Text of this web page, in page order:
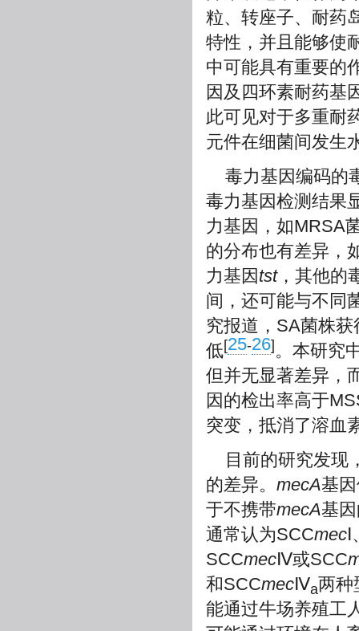
粒、转座子、耐药
特性，并且能够使
中可能具有重要的
因及四环素耐药基
此可见对于多重耐
元件在细菌间发生
毒力基因编码的
毒力基因检测结果
力基因，如MRSA
的分布也有差异，
力基因 tst，其他的
间，还可能与不同
究报道，SA菌株
低[25-26]。本研究
但并无显著差异，
因的检出率高于
突变，抵消了溶血
目前的研究发现
的差异。 mecA基
于不携带mecA基
通常认为SCCmec
SCCmecⅣ或SCC
和SCCmecⅣa两种
能通过牛场养殖工